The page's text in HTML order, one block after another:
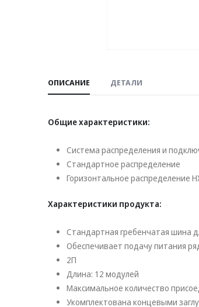
ОПИСАНИЕ ДЕТАЛИ
Общие характеристики:
Система распределения и
Стандартное распределение
Горизонтальное распределение
Характеристики продукта:
Стандартная гребенчатая шина
Обеспечивает подачу питания
2П
Длина: 12 модулей
Максимальное количество
Укомплектована концевыми